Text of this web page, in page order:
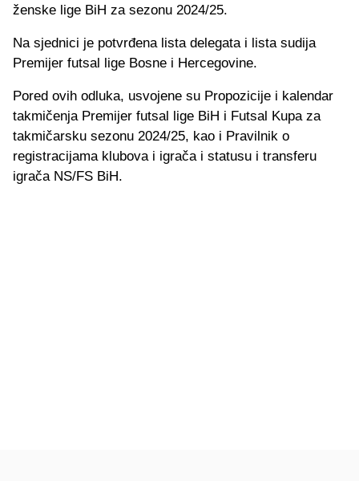
ženske lige BiH za sezonu 2024/25.
Na sjednici je potvrđena lista delegata i lista sudija
Premijer futsal lige Bosne i Hercegovine.
Pored ovih odluka, usvojene su Propozicije i kalendar
takmičenja Premijer futsal lige BiH i Futsal Kupa za
takmičarsku sezonu 2024/25, kao i Pravilnik o
registracijama klubova i igrača i statusu i transferu
igrača NS/FS BiH.